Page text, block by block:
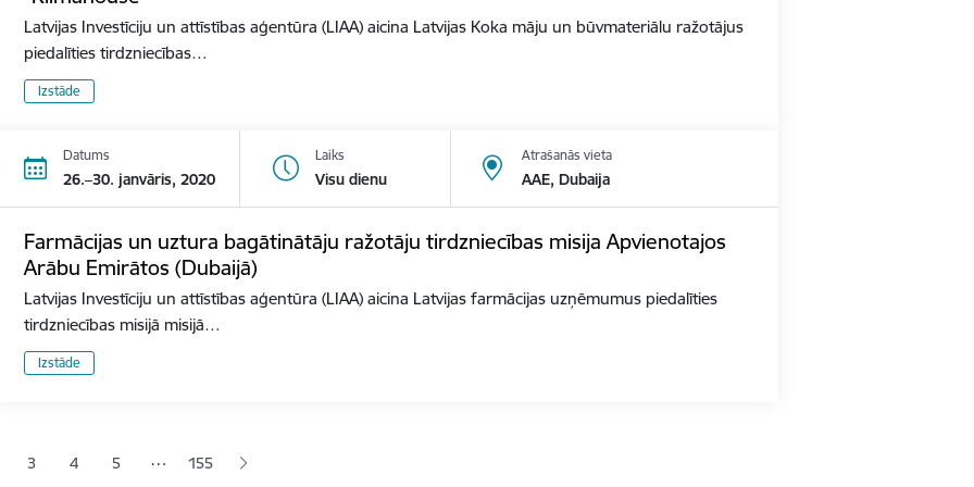
Latvijas Investīciju un attīstības aģentūra (LIAA) aicina Latvijas Koka māju un būvmateriālu ražotājus
piedalīties tirdzniecības…
Izstāde
Datums
26.–30. janvāris, 2020
Laiks
Visu dienu
Atrašanās vieta
AAE, Dubaija
Farmācijas un uztura bagātinātāju ražotāju tirdzniecības misija Apvienotajos
Arābu Emirātos (Dubaijā)
Latvijas Investīciju un attīstības aģentūra (LIAA) aicina Latvijas farmācijas uzņēmumus piedalīties
tirdzniecības misijā misijā…
Izstāde
lapaLapa
3 Lapa
4 Lapa
5 … 155